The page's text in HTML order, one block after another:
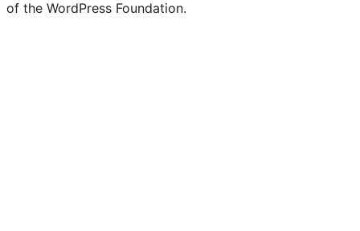
of the WordPress Foundation.